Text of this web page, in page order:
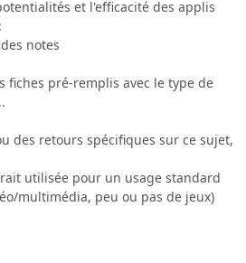
et l'efficacité des applis
notes
fiches pré-remplis avec le type de
des retours spécifiques sur ce sujet,
utilisée pour un usage standard
multimédia, peu ou pas de jeux)